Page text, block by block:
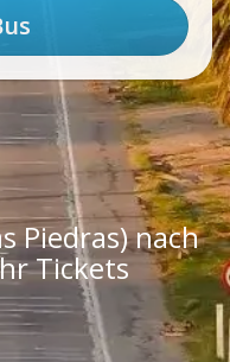
Piedras) nach
Tickets